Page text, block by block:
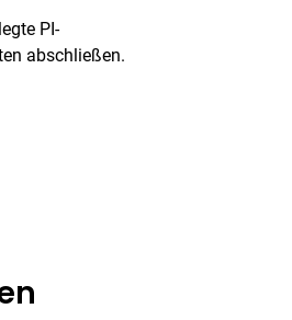
PI-
abschließen.